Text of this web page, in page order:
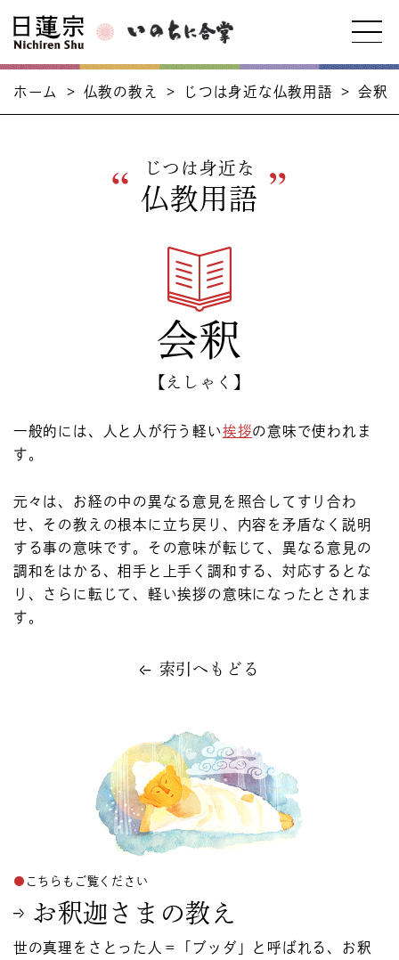
ホーム > 仏教の教え > じつは身近な仏教用語 > 会釈
じつは身近な
仏教用語
会釈
【えしゃく】
一般的には、人と人が行う軽い挨拶の意味で使われま
す。
元々は、お経の中の異なる意見を照合してすり合わ
せ、その教えの根本に立ち戻り、内容を矛盾なく説明
する事の意味です。その意味が転じて、異なる意見の
調和をはかる、相手と上手く調和する、対応するとな
り、さらに転じて、軽い挨拶の意味になったとされま
す。
索引へもどる
こちらもご覧ください
お釈迦さまの教え
世の真理をさとった人＝「ブッダ」と呼ばれる、お釈